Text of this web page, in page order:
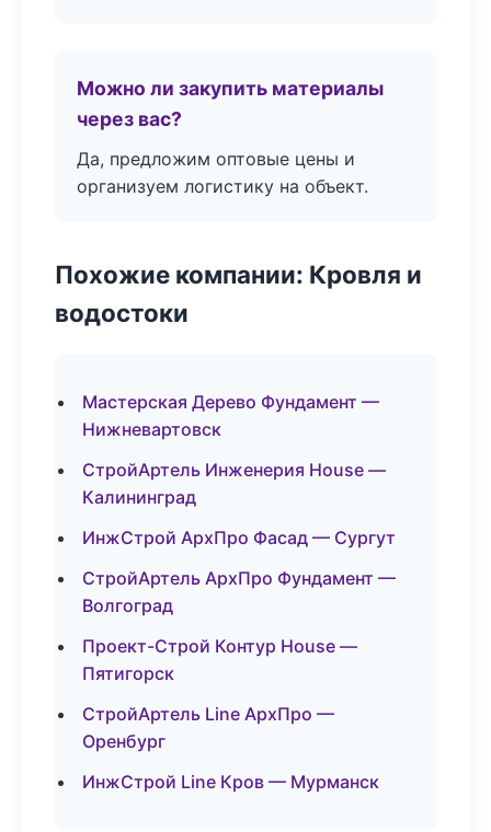
Можно ли закупить материалы
через вас?
Да, предложим оптовые цены и
организуем логистику на объект.
Похожие компании: Кровля и
водостоки
Мастерская Дерево Фундамент —
Нижневартовск
СтройАртель Инженерия House —
Калининград
ИнжСтрой АрхПро Фасад — Сургут
СтройАртель АрхПро Фундамент —
Волгоград
Проект-Строй Контур House —
Пятигорск
СтройАртель Line АрхПро —
Оренбург
ИнжСтрой Line Кров — Мурманск